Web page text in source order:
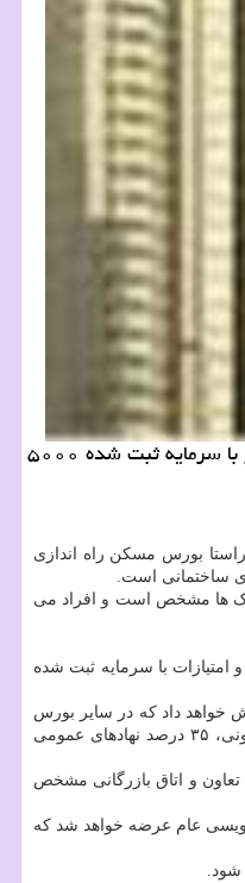
به گزارش كار و درآمد زمزمه راه اندازی بورس پنجم یا همان بورس املاك، مستغلات و امتیازات به گوش می رسد و آنطور كه مسؤلان وعده داده اند، مقرر است این بازار با سرمایه ثبت شده ۵۰۰۰
بورس مسکن راه اندازی
ساختمانی است.
ها مشخص است و افراد می
و امتیازات با سرمایه ثبت شده
خواهد داد که در سایر بورس
ها قابلیت معامله و ابزار تأمین مالی آن به این شکل وجود ندارد. بنا بر این مصوبه، سه گروه سهامداری بورس املاک، مستغلات و امتیازات، شامل ۳۵ درصد تشکل های بخش خصوصی و تعاونی، ۳۵ درصد نهادهای عمومی
خواهد بود که توسط اتاق تعاون و اتاق بازرگانی مشخص
دارند. ۳۰ درصد از سهام بورس جدید هم از راه پذیره نویسی عام عرضه خواهد شد که
شود.